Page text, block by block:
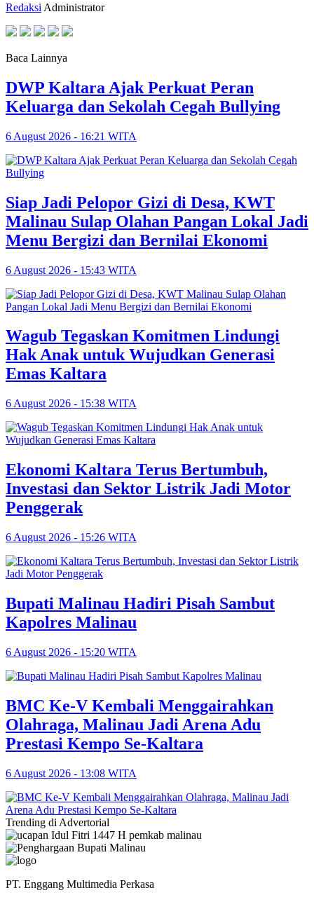
Redaksi Administrator
Baca Lainnya
DWP Kaltara Ajak Perkuat Peran
Keluarga dan Sekolah Cegah Bullying
6 August 2026 - 16:21 WITA
Siap Jadi Pelopor Gizi di Desa, KWT
Malinau Sulap Olahan Pangan Lokal Jadi
Menu Bergizi dan Bernilai Ekonomi
6 August 2026 - 15:43 WITA
Wagub Tegaskan Komitmen Lindungi
Hak Anak untuk Wujudkan Generasi
Emas Kaltara
6 August 2026 - 15:38 WITA
Ekonomi Kaltara Terus Bertumbuh,
Investasi dan Sektor Listrik Jadi Motor
Penggerak
6 August 2026 - 15:26 WITA
Bupati Malinau Hadiri Pisah Sambut
Kapolres Malinau
6 August 2026 - 15:20 WITA
BMC Ke-V Kembali Menggairahkan
Olahraga, Malinau Jadi Arena Adu
Prestasi Kempo Se-Kaltara
6 August 2026 - 13:08 WITA
Trending di Advertorial
PT. Enggang Multimedia Perkasa